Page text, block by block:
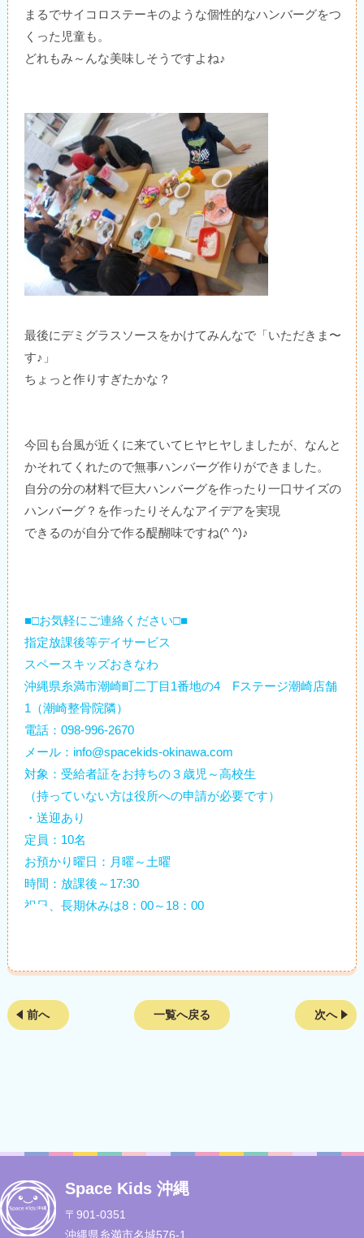
まるでサイコロステーキのような個性的なハンバーグをつ
くった児童も。
どれもみ～んな美味しそうですよね♪
最後にデミグラスソースをかけてみんなで「いただきま〜
す♪」
ちょっと作りすぎたかな？
今回も台風が近くに来ていてヒヤヒヤしましたが、なんと
かそれてくれたので無事ハンバーグ作りができました。
自分の分の材料で巨大ハンバーグを作ったり一口サイズの
ハンバーグ？を作ったりそんなアイデアを実現
できるのが自分で作る醍醐味ですね(^ ^)♪
■□お気軽にご連絡ください□■
指定放課後等デイサービス
スペースキッズおきなわ
沖縄県糸満市潮崎町二丁目1番地の4 Fステージ潮崎店舗
1（潮崎整骨院隣）
電話：098-996-2670
メール：info@spacekids-okinawa.com
対象：受給者証をお持ちの３歳児～高校生
（持っていない方は役所への申請が必要です）
・送迎あり
定員：10名
お預かり曜日：月曜～土曜
時間：放課後～17:30
祝日、長期休みは8：00～18：00
前へ 一覧へ戻る 次へ
Space Kids 沖縄
〒901-0351
沖縄県糸満市名城576-1